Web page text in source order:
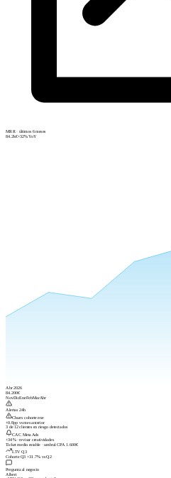
MRR · últimos 6 meses
84.2k€+32% YoY
Abr 2026
84.200€
NovDicEneFebMarAbr
Alertas 24h
Churn cohorte ene
+0.8pp vs mes anterior
3 de 12 clientes en riesgo detectados
CAC Meta Ads
+34% · revisar creatividades
Ticket medio estable · umbral CPA 1.600€
LTV Q3
Cohorte Q3 +31.7% vs Q2
Pregunta al negocio
Albert